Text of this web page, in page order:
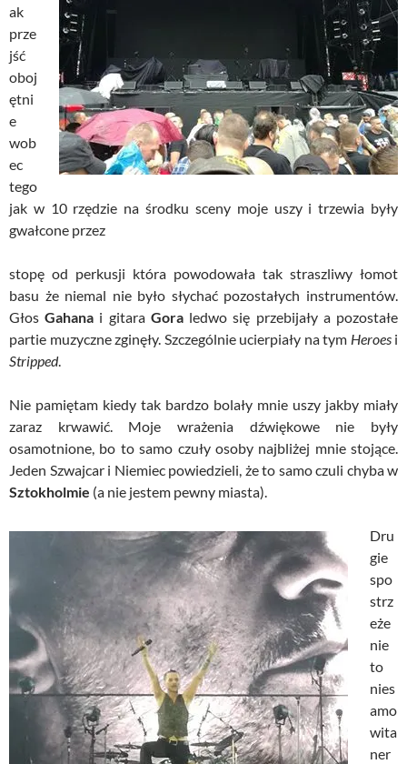
ak
prze
jść
oboj
ętni
e
wob
ec
tego
jak w 10 rzędzie na środku sceny moje uszy i trzewia były
gwałcone przez
stopę od perkusji która powodowała tak straszliwy łomot
basu że niemal nie było słychać pozostałych instrumentów.
GłosGahana i gitara Goraledwo się przebijały a pozostałe
partie muzyczne zginęły. Szczególnie ucierpiały na tym Heroesi
Stripped.
Nie pamiętam kiedy tak bardzo bolały mnie uszy jakby miały
zaraz krwawić. Moje wrażenia dźwiękowe nie były
osamotnione, bo to samo czuły osoby najbliżej mnie stojące.
Jeden Szwajcar i Niemiec powiedzieli, że to samo czuli chyba w
Sztokholmie (a nie jestem pewny miasta).
Dru
gie
spo
strz
eże
nie
to
nies
amo
wita
ner